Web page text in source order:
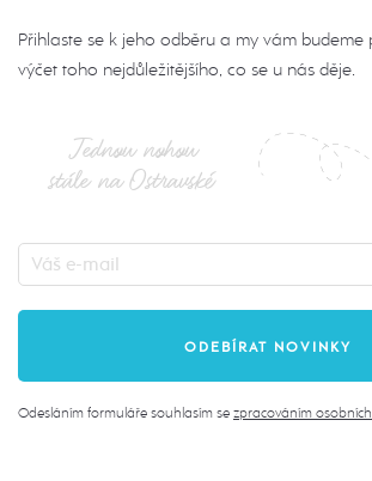
Přihlaste se k jeho odběru a my vám budeme
výčet toho nejdůležitějšího, co se u nás děje.
Jednou nohou
stále na Ostravské
Odesláním formuláře souhlasím se zpracováním